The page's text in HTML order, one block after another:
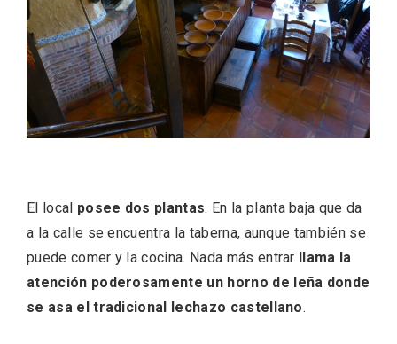
El local posee dos plantas. En la planta baja que da
a la calle se encuentra la taberna, aunque también se
puede comer y la cocina. Nada más entrar
llama la
atención poderosamente un horno de leña donde
se asa el tradicional lechazo castellano.